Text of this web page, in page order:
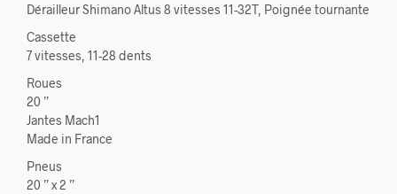
Dérailleur Shimano Altus 8 vitesses 11-32T, Poignée tournante
Cassette
7 vitesses, 11-28 dents
Roues
20 ”
Jantes Mach1
Made in France
Pneus
20 ” x 2 ”